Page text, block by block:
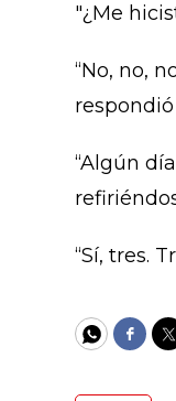
"¿Me
“No, no,
“Algún
“Sí, tres.